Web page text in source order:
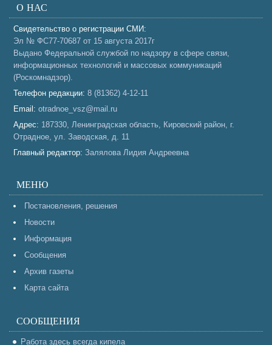
О НАС
Свидетельство о регистрации СМИ:
Эл № ФС77-70687 от 15 августа 2017г
Выдано Федеральной службой по надзору в сфере связи,
информационных технологий и массовых коммуникаций
(Роскомнадзор).
Телефон редакции: 8 (81362) 4-12-11
Email: otradnoe_vsz@mail.ru
Адрес: 187330, Ленинградская область, Кировский район, г.
Отрадное, ул. Заводская, д. 11
Главный редактор: Залялова Лидия Андреевна
МЕНЮ
Постановления, решения
Новости
Информация
Сообщения
Архив газеты
Карта сайта
СООБЩЕНИЯ
Работа здесь всегда кипела